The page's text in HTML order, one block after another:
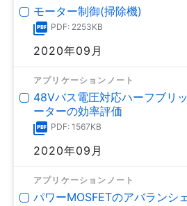
モーター制御(掃除機)
PDF: 2253KB
2020年09月
アプリケーションノート
48Vバス電圧対応ハーフブリ
ーターの効率評価
PDF: 1567KB
2020年09月
アプリケーションノート
パワーMOSFETのアバランシ